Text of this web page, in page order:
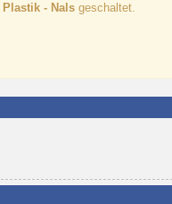
Plastik - Nals geschaltet.